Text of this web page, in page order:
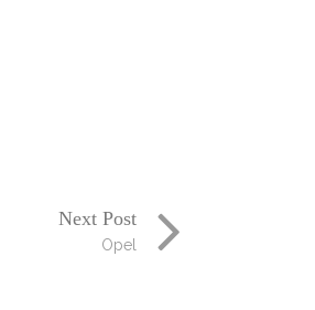
Next Post
Opel